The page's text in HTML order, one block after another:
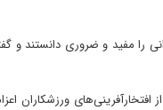
را مفید و ضروری
افتخارآفرینی‌های